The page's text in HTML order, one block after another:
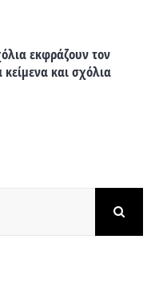
εκφράζουν τον
και σχόλια